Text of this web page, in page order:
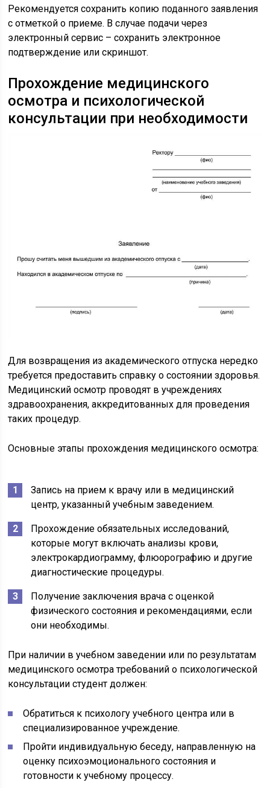
Рекомендуется сохранить копию поданного заявления
с отметкой о приеме. В случае подачи через
электронный сервис – сохранить электронное
подтверждение или скриншот.
Прохождение медицинского
осмотра и психологической
консультации при необходимости
Для возвращения из академического отпуска нередко
требуется предоставить справку о состоянии здоровья.
Медицинский осмотр проводят в учреждениях
здравоохранения, аккредитованных для проведения
таких процедур.
Основные этапы прохождения медицинского осмотра:
Запись на прием к врачу или в медицинский
центр, указанный учебным заведением.
Прохождение обязательных исследований,
которые могут включать анализы крови,
электрокардиограмму, флюорографию и другие
диагностические процедуры.
Получение заключения врача с оценкой
физического состояния и рекомендациями, если
они необходимы.
При наличии в учебном заведении или по результатам
медицинского осмотра требований о психологической
консультации студент должен:
Обратиться к психологу учебного центра или в
специализированное учреждение.
Пройти индивидуальную беседу, направленную на
оценку психоэмоционального состояния и
готовности к учебному процессу.